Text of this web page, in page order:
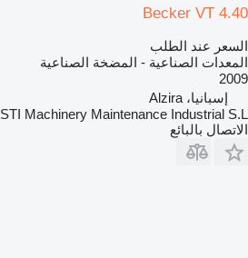
Becker VT 4.40
السعر عند الطلب
المعدات الصناعية - المضخة الصناعية
2009
إسبانيا، Alzira
STI Machinery Maintenance Industrial S.L.
الاتصال بالبائع